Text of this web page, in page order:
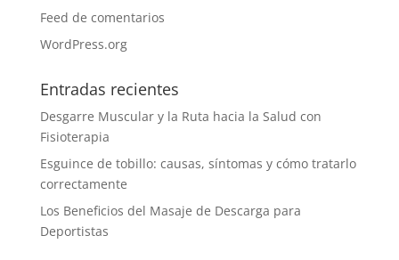
Feed de comentarios
WordPress.org
Entradas recientes
Desgarre Muscular y la Ruta hacia la Salud con
Fisioterapia
Esguince de tobillo: causas, síntomas y cómo tratarlo
correctamente
Los Beneficios del Masaje de Descarga para
Deportistas